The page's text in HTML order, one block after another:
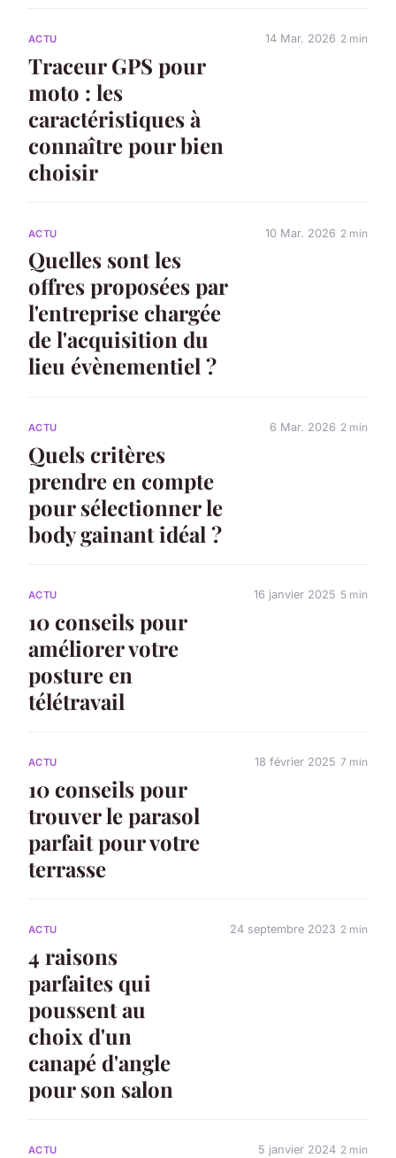
ACTU
Traceur GPS pour
moto : les
caractéristiques à
connaître pour bien
choisir
14 Mar. 2026 2 min
ACTU
Quelles sont les
offres proposées par
l'entreprise chargée
de l'acquisition du
lieu évènementiel ?
10 Mar. 2026 2 min
ACTU
Quels critères
prendre en compte
pour sélectionner le
body gainant idéal ?
6 Mar. 2026 2 min
ACTU
10 conseils pour
améliorer votre
posture en
télétravail
16 janvier 2025 5 min
ACTU
10 conseils pour
trouver le parasol
parfait pour votre
terrasse
18 février 2025 7 min
ACTU
4 raisons
parfaites qui
poussent au
choix d'un
canapé d'angle
pour son salon
24 septembre 2023 2 min
ACTU 5 janvier 2024 2 min